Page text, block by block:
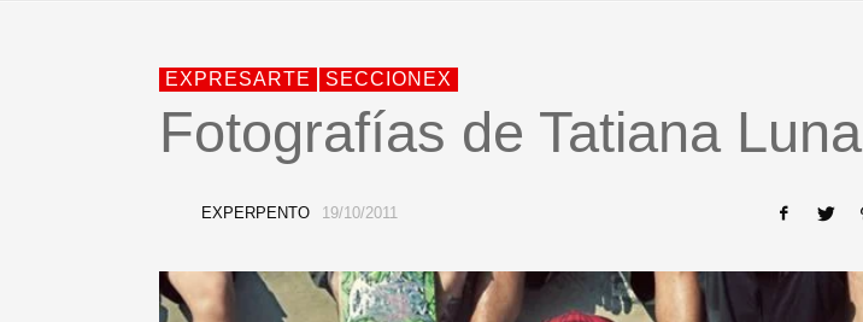
EXPRESARTE SECCIONEX
Fotografías de Tatiana Luna
EXPERPENTO 19/10/2011